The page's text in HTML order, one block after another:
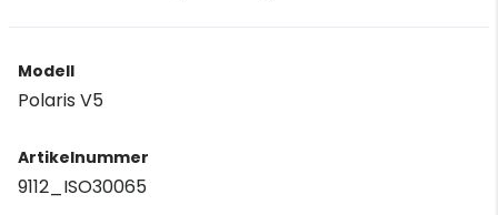
Modell
Polaris V5
Artikelnummer
9112_ISO30065